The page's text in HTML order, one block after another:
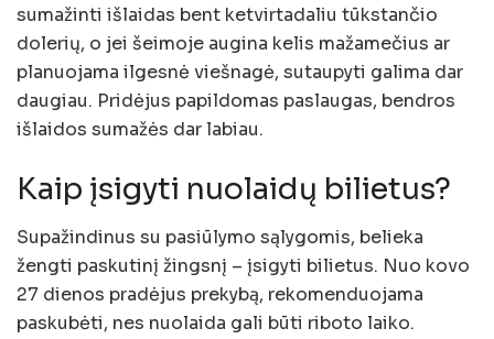
sumažinti išlaidas bent ketvirtadaliu tūkstančio
dolerių, o jei šeimoje augina kelis mažamečius ar
planuojama ilgesnė viešnagė, sutaupyti galima dar
daugiau. Pridėjus papildomas paslaugas, bendros
išlaidos sumažės dar labiau.
Kaip įsigyti nuolaidų bilietus?
Supažindinus su pasiūlymo sąlygomis, belieka
žengti paskutinį žingsnį – įsigyti bilietus. Nuo kovo
27 dienos pradėjus prekybą, rekomenduojama
paskubėti, nes nuolaida gali būti riboto laiko.